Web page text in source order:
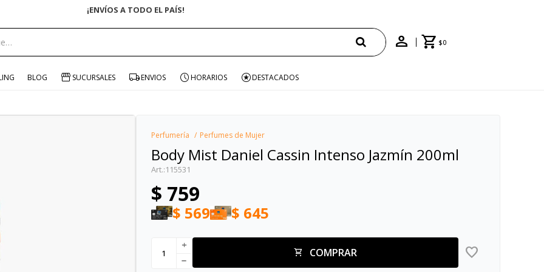
ENVÍO GRATIS EN COMPRAS +$1500 CON CUPÓN "ENVÍO"
$0
BLOG SUCURSALES ENVIOS HORARIOS DESTACADOS
Perfumería Perfumes de Mujer
Body Mist Daniel Cassin Intenso Jazmín 200ml
115531
$ 759
$ 569 $ 645
COMPRAR
add
remove